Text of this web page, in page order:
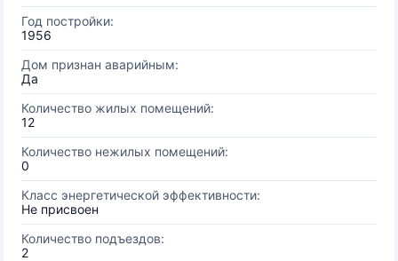
Год постройки:
1956
Дом признан аварийным:
Да
Количество жилых помещений:
12
Количество нежилых помещений:
0
Класс энергетической эффективности:
Не присвоен
Количество подъездов:
2